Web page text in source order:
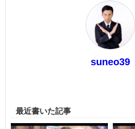
suneo39
最近書いた記事